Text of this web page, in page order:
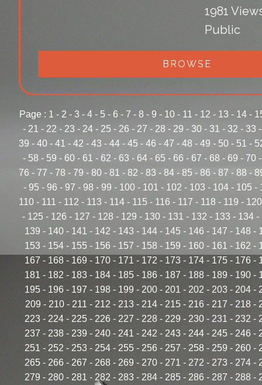
1981
Public
BROWSE
Page : 1 - 2 - 3 - 4- 5- 6- 7 - 8 - 9 - 10- 11 - 12 - 13 - 14-
- 21 - 22 - 23 - 24- 25 - 26 - 27 - 28 - 29 - 30- 31 - 32 - 33
39 - 40 - 41 - 42 - 43 - 44 - 45 - 46 - 47 - 48 - 49 - 50 - 51 -
- 58 - 59 - 60- 61 - 62 - 63 - 64- 65 - 66 - 67 - 68 - 69 - 70
76 - 77 - 78 - 79 - 80 - 81 - 82 - 83 - 84 - 85 - 86 - 87 - 88 -
- 95 - 96 - 97 - 98 - 99 - 100 - 101 - 102 - 103 - 104 - 105 -
110 - 111 - 112 - 113 - 114 - 115 - 116 - 117 - 118 - 119 - 120
- 125 - 126 - 127 - 128 - 129 - 130- 131 - 132 - 133 - 134-
139 - 140 - 141 - 142 - 143 - 144 - 145 - 146 - 147 - 148 -
153 - 154 - 155 - 156 - 157 - 158 - 159 - 160 - 161 - 162 -
167 - 168 - 169 - 170 - 171 - 172 - 173 - 174 - 175 - 176 -
181 - 182 - 183 - 184 - 185 - 186 - 187 - 188 - 189 - 190 -
195 - 196 - 197 - 198 - 199 - 200 - 201 - 202 - 203 - 204 -
209 - 210- 211 - 212 - 213- 214- 215- 216- 217 - 218-
223 - 224 - 225- 226 - 227 - 228 - 229 - 230 - 231 - 232 -
237 - 238 - 239 - 240 - 241 - 242 - 243 - 244 - 245 - 246 -
251 - 252 - 253 - 254 - 255 - 256 - 257 - 258 - 259 - 260 -
265 - 266 - 267 - 268 - 269 - 270 - 271 - 272 - 273 - 274 -
279 - 280 - 281 - 282 - 283 - 284 - 285 - 286 - 287 - 288 -